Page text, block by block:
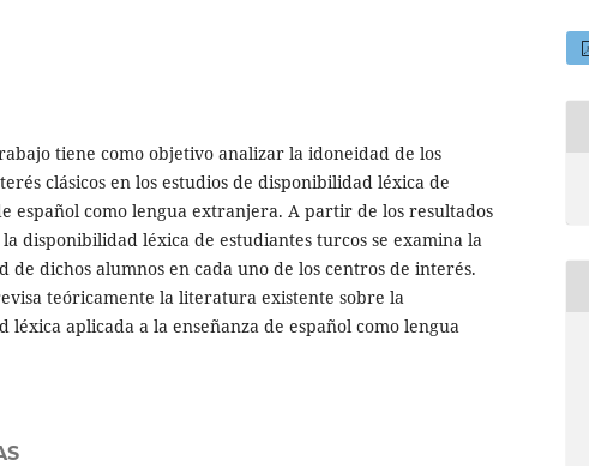
tiene como objetivo analizar la idoneidad de los
clásicos en los estudios de disponibilidad léxica de
español como lengua extranjera. A partir de los resultados
disponibilidad léxica de estudiantes turcos se examina la
de dichos alumnos en cada uno de los centros de interés.
teóricamente la literatura existente sobre la
léxica aplicada a la enseñanza de español como lengua